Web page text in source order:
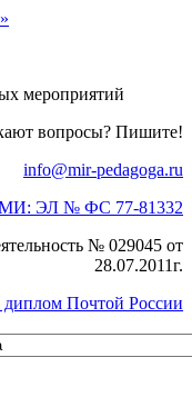
мероприятий
вопросы? Пишите!
info@mir-pedagoga.ru
ЭЛ № ФС 77-81332
№ 029045 от
28.07.2011г.
диплом Почтой России